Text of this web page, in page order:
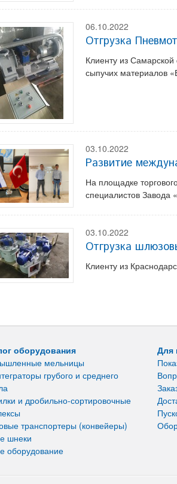
06.10.2022
Отгрузка
Клиенту из Самарской
сыпучих материалов
03.10.2022
Развитие
На площадке
специалистов Завода
03.10.2022
Отгрузка
Клиенту из
оборудования
мельницы
грубого и среднего
и дробильно-сортировочные
транспортеры (конвейеры)
шнеки
оборудование
Для